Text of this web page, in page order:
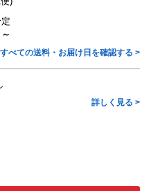
すべての送料・お届け日を確認する >
詳しく見る >